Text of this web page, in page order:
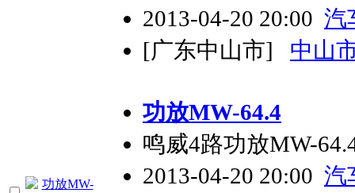
2013-04-20 20:00 汽
[广东中山市]
中山
功放MW-64.4
鸣威4路功放MW-
2013-04-20 20:00 汽